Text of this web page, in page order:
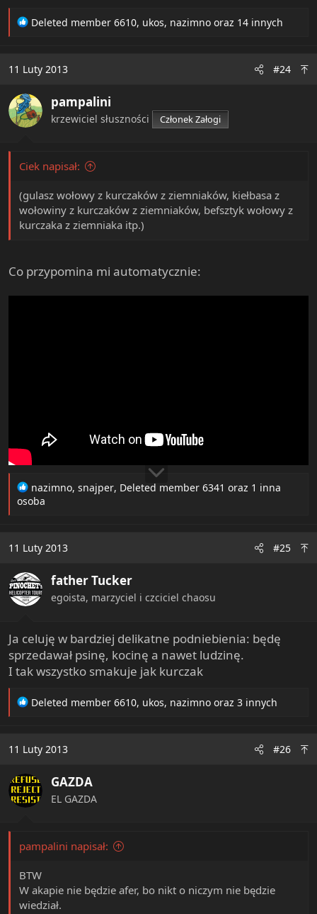
R
t
o
n
s
Deleted member 6610, ukos, nazimno oraz 14 innych
11 Luty 2013 #24
pampalini
krzewiciel słuszności Członek Załogi
Ciek napisał:
(gulasz wołowy z kurczaków z ziemniaków, kiełbasa z
wołowiny z kurczaków z ziemniaków, befsztyk wołowy z
kurczaka z ziemniaka itp.)
Co przypomina mi automatycznie:
R
e
i
n
s
:
nazimno, snajper, Deleted member 6341 oraz 1 inna
osoba
11 Luty 2013 #25
father Tucker
egoista, marzyciel i czciciel chaosu
Ja celuję w bardziej delikatne podniebienia: będę
sprzedawał psinę, kocinę a nawet ludzinę.
I tak wszystko smakuje jak kurczak
R
t
o
n
s
Deleted member 6610, ukos, nazimno oraz 3 innych
11 Luty 2013 #26
GAZDA
EL GAZDA
pampalini napisał:
BTW
W akapie nie będzie afer, bo nikt o niczym nie będzie
wiedział.